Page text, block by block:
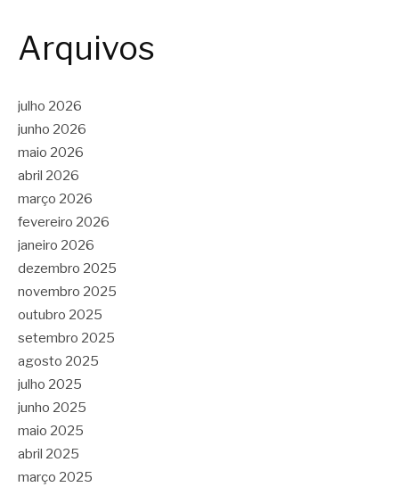
Arquivos
julho 2026
junho 2026
maio 2026
abril 2026
março 2026
fevereiro 2026
janeiro 2026
dezembro 2025
novembro 2025
outubro 2025
setembro 2025
agosto 2025
julho 2025
junho 2025
maio 2025
abril 2025
março 2025